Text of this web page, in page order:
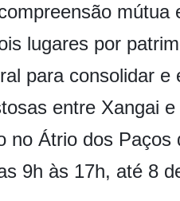
mútua
lugares por
para consolidar e
entre Xangai
no Átrio dos Paços
9h às 17h, até 8